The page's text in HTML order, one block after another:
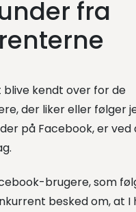
fra
blive kendt over for de
der liker eller følger
på Facebook, er
brugere, som
besked om, at I